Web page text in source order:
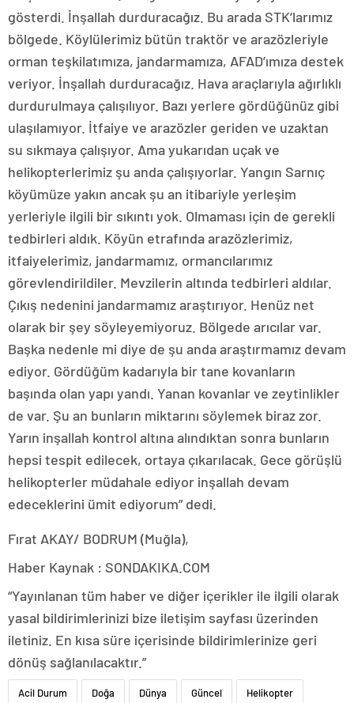
gösterdi. İnşallah durduracağız. Bu arada STK’larımız
bölgede. Köylülerimiz bütün traktör ve arazözleriyle
orman teşkilatımıza, jandarmamıza, AFAD’ımıza destek
veriyor. İnşallah durduracağız. Hava araçlarıyla ağırlıklı
durdurulmaya çalışılıyor. Bazı yerlere gördüğünüz gibi
ulaşılamıyor. İtfaiye ve arazözler geriden ve uzaktan
su sıkmaya çalışıyor. Ama yukarıdan uçak ve
helikopterlerimiz şu anda çalışıyorlar. Yangın Sarnıç
köyümüze yakın ancak şu an itibariyle yerleşim
yerleriyle ilgili bir sıkıntı yok. Olmaması için de gerekli
tedbirleri aldık. Köyün etrafında arazözlerimiz,
itfaiyelerimiz, jandarmamız, ormancılarımız
görevlendirildiler. Mevzilerin altında tedbirleri aldılar.
Çıkış nedenini jandarmamız araştırıyor. Henüz net
olarak bir şey söyleyemiyoruz. Bölgede arıcılar var.
Başka nedenle mi diye de şu anda araştırmamız devam
ediyor. Gördüğüm kadarıyla bir tane kovanların
başında olan yapı yandı. Yanan kovanlar ve zeytinlikler
de var. Şu an bunların miktarını söylemek biraz zor.
Yarın inşallah kontrol altına alındıktan sonra bunların
hepsi tespit edilecek, ortaya çıkarılacak. Gece görüşlü
helikopterler müdahale ediyor inşallah devam
edeceklerini ümit ediyorum” dedi.
Fırat AKAY/ BODRUM (Muğla),
Haber Kaynak : SONDAKIKA.COM
“Yayınlanan tüm haber ve diğer içerikler ile ilgili olarak
yasal bildirimlerinizi bize iletişim sayfası üzerinden
iletiniz. En kısa süre içerisinde bildirimlerinize geri
dönüş sağlanılacaktır.”
Acil Durum Doğa Dünya Güncel Helikopter